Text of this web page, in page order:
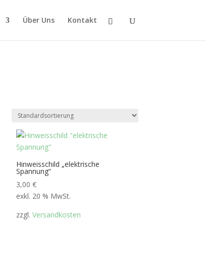
Über Uns Kontakt
Hinweisschild „elektrische
Spannung“
3,00€
exkl. 20 % MwSt.
zzgl.Versandkosten